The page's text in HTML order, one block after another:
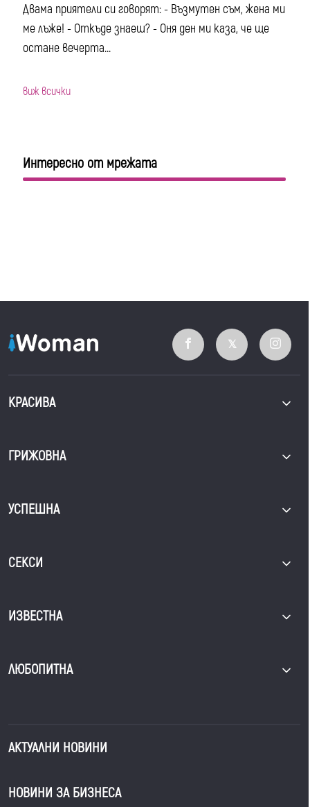
Двама приятели си говорят: - Възмутен съм, жена ми
ме лъже! - Откъде знаеш? - Оня ден ми каза, че ще
остане вечерта...
виж всички
Интересно от мрежата
КРАСИВА
ГРИЖОВНА
УСПЕШНА
СЕКСИ
ИЗВЕСТНА
ЛЮБОПИТНА
АКТУАЛНИ НОВИНИ
НОВИНИ ЗА БИЗНЕСА